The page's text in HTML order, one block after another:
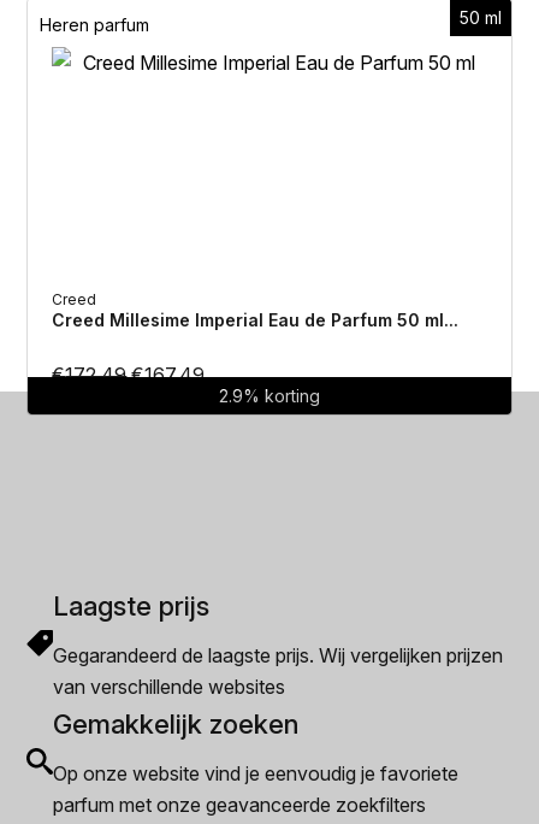
50 ml
Heren parfum
Creed
Creed Millesime Imperial Eau de Parfum 50 ml...
€172.49Oorspronkelijke
€167.49Huidige
prijs
2.9% korting
Laagste prijs
Gegarandeerd de laagste prijs. Wij vergelijken prijzen
van verschillende websites
Gemakkelijk zoeken
Op onze website vind je eenvoudig je favoriete
parfum met onze geavanceerde zoekfilters